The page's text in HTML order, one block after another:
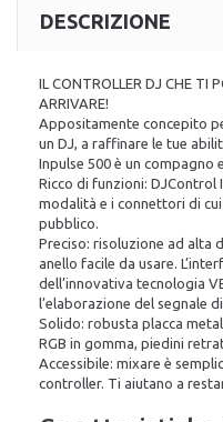
DESCRIZIONE
IL CONTROLLER DJ CHE TI
ARRIVARE!
Appositamente concepito
un DJ, a raffinare le tue
Inpulse 500 è un compagno
Ricco di funzioni: DJControl
modalità e i connettori di
pubblico.
Preciso: risoluzione ad alta
anello facile da usare.
dell’innovativa tecnologia
l’elaborazione del segnale
Solido: robusta placca
RGB in gomma, piedini
Accessibile: mixare è
controller. Ti aiutano a